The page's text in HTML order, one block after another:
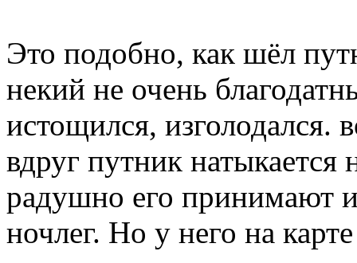
Это подобно, как шёл
некий не очень
истощился, изголодался.
вдруг путник
радушно его принимают
ночлег. Но у него на